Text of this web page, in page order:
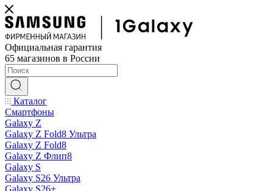
Официальная гарантия
65 магазинов в России
Каталог
Смартфоны
Galaxy Z
Galaxy Z Fold8 Ультра
Galaxy Z Fold8
Galaxy Z Флип8
Galaxy S
Galaxy S26 Ультра
Galaxy S26+